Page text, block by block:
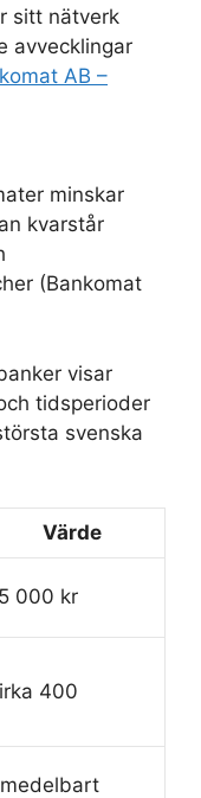
sitt nätverk
avvecklingar
AB –
minskar
kvarstår
(Bankomat
visar
tidsperioder
svenska
Värde
000 kr
400